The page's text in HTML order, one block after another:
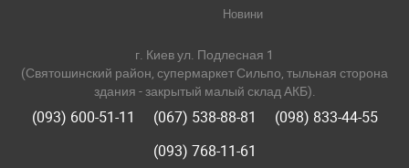
Новини
г. Киев ул. Подлесная 1
(Святошинский район, супермаркет Сильпо, тыльная сторона
здания - закрытый малый склад АКБ).
(093) 600-51-11 (067) 538-88-81
(098) 833-44-55
(093) 768-11-61